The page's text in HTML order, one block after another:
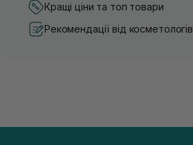
Кращі ціни та топ товари
Рекомендації від косметологів